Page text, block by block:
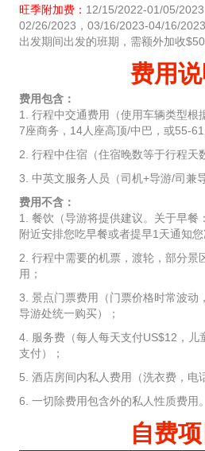
旺季附加费： 12/15/2022-01/05/
02/26/2023，03/16/2023-04/16/
出发期间出发的班期，需额外加收$50
费用说
费用包含：
1. 行程中交通费用（使用车辆类型根
7座商务，14人座高顶/中巴，或55-61
2. 行程中住宿（住宿晚数等于行程天
3. 中英文服务人员（司机+导游/司兼导
费用不含：
1. 餐饮（导游将提供建议。关于早餐
附近安排您吃早餐或者提早1天通知
2. 行程中需要的机票，渡轮，部分景
用；
3. 景点门票费用（门票价格时常波动
导游处统一购买）；
4. 服务费（每人每天支付US$12，儿
支付）；
5. 酒店房间内私人费用（洗衣费，电
6. 一切除费用包含外的私人性质费用。
自费项